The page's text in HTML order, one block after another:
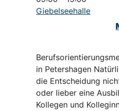
Giebelseehalle
in Petershagen
die Entscheidung
oder lieber eine
Kollegen und